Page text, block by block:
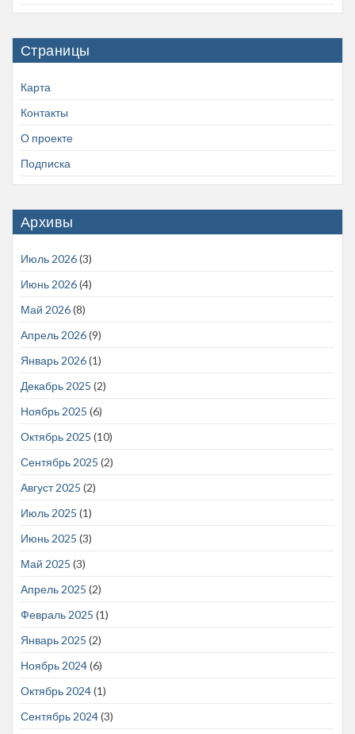
Страницы
Карта
Контакты
О проекте
Подписка
Архивы
Июль 2026(3)
Июнь 2026(4)
Май 2026(8)
Апрель 2026(9)
Январь 2026(1)
Декабрь 2025 (2)
Ноябрь 2025 (6)
Октябрь 2025 (10)
Сентябрь 2025 (2)
Август 2025 (2)
Июль 2025 (1)
Июнь 2025 (3)
Май 2025 (3)
Апрель 2025 (2)
Февраль 2025 (1)
Январь 2025 (2)
Ноябрь 2024(6)
Октябрь 2024(1)
Сентябрь 2024(3)